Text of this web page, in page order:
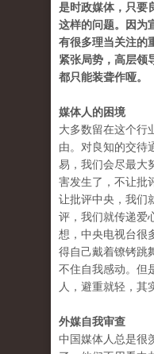
是时政媒体，只要
这样的问题。因为
有很多理当关注的
紧张局势，高层领
都只能装聋作哑。
媒体人的困境
大多数留在这个行
由。对良知的交待
易，我们会尽最大
害发生了，不让批
让批评中央，我们
评，我们就传递爱
想，中央电视台很
得自己戴着镣铐跳
不住自我感动。但
人，避重就轻，其
外媒自我审查
中国媒体人总是很